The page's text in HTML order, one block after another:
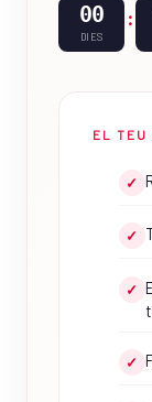
00
DIES
:
EL TEU
✓
✓
✓
✓